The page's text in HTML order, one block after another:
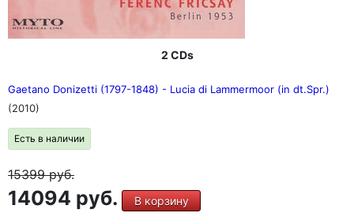
2 CDs
Gaetano Donizetti (1797-1848) - Lucia di Lammermoor (in dt.Spr.)
(2010)
Есть в наличии
15399руб.
14094 руб. В корзину